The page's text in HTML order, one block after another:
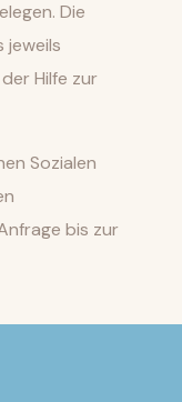
Die
jeweils
Hilfe zur
Sozialen
bis zur